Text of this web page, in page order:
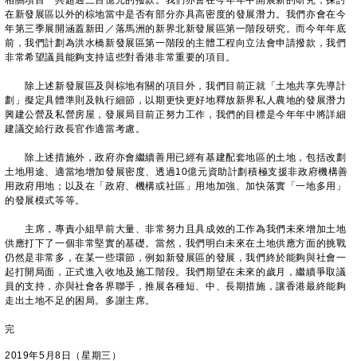
在新發展區以外的棕地當中是否有部分亦具高密度的發展潛力。我們亦會在今
年第三季展開涵蓋新田／落馬洲的新界北新發展區第一階段研究。而今年年底
前，我們計劃為洪水橋新發展區第一階段的主體工程向立法會申請撥款，我們
非常希望議員能夠支持這些對香港非常重要的項目。
除上述新發展區及與棕地有關的項目外，我們目前正就「土地共享先導計
劃」擬定具體準則及執行細節，以期更快更好地釋放新界私人農地的發展潛力
興建公營及私營房屋，發展局目前正努力工作，我們的目標是今年年中將詳細
建議交給行政長官作適當考慮。
除上述措施外，政府亦會繼續善用已經有基建配套地區的土地，包括改劃
土地用途、適當地增加發展密度、透過10億元資助計劃積極支援非政府機構善
用政府用地；以及在「政府、機構或社區」用地加強、加快落實「一地多用」
的發展模式等等。
主席，專責小組早前大量、非常努力且具成效的工作為我們未來增加土地
供應打下了一個非常堅實的基礎。當然，我們明白未來在土地供應方面的挑戰
仍然是非常多，在某一些環節，例如新發展區的發展，我們終於能夠與社會一
起打開局面，正式進入收地及施工階段。我們期望在未來的歲月，繼續爭取議
員的支持，亦與社會各界聯手，推展各種短、中、長期措施，讓香港最終能夠
走出土地不足的困局。多謝主席。
完
2019年5月8日（星期三）